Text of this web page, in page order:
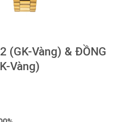
(GK-Vàng) & ĐỒNG
Vàng)